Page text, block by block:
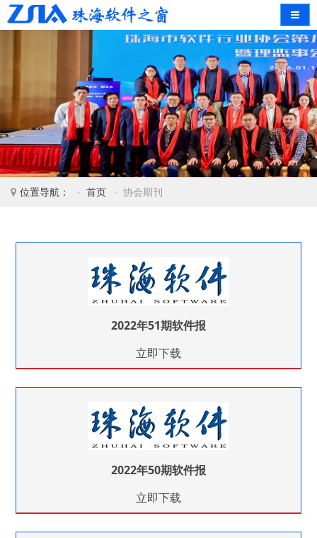
导航
位置导航： 首页 协会期刊
2022年51期软件报
立即下载
2022年50期软件报
立即下载